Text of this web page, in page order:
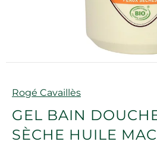
Marque
Rogé Cavaillès
GEL BAIN
SÈCHE HUILE